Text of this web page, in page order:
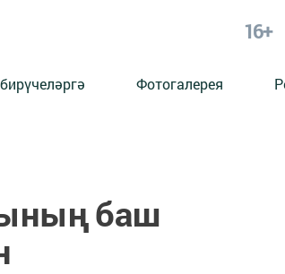
16+
Фотогалерея
баш